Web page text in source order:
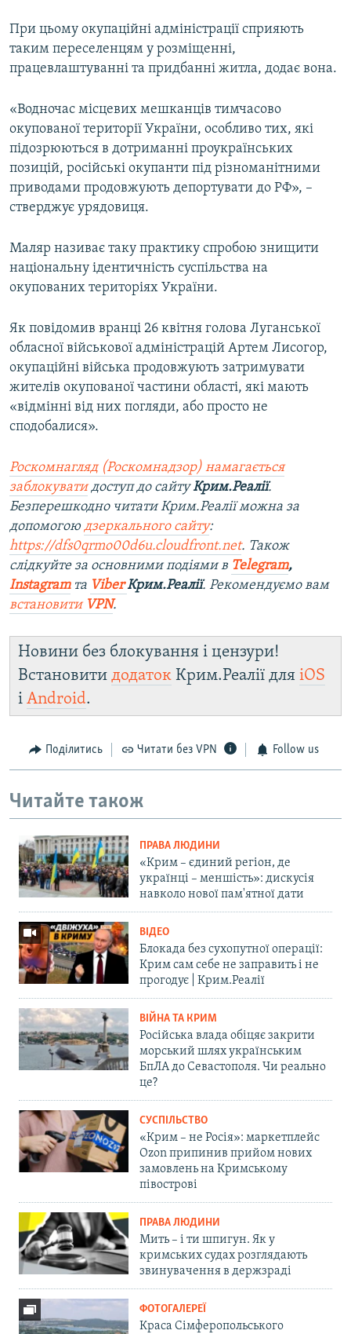
При цьому окупаційні адміністрації сприяють
таким переселенцям у розміщенні,
працевлаштуванні та придбанні житла, додає вона.
«Водночас місцевих мешканців тимчасово
окупованої території України, особливо тих, які
підозрюються в дотриманні проукраїнських
позицій, російські окупанти під різноманітними
приводами продовжують депортувати до РФ», –
стверджує урядовиця.
Маляр називає таку практику спробою знищити
національну ідентичність суспільства на
окупованих територіях України.
Як повідомив вранці 26 квітня голова Луганської
обласної військової адміністрацій Артем Лисогор,
окупаційні війська продовжують затримувати
жителів окупованої частини області, які мають
«відмінні від них погляди, або просто не
сподобалися».
Роскомнагляд (Роскомнадзор) намагається
заблокуватидоступ до сайтуКрим.Реалії.
Безперешкодно читати Крим.Реалії можна за
допомогою дзеркального сайту:
https://dfs0qrmo00d6u.cloudfront.net. Також
слідкуйте за основними подіями в Telegram,
Instagramта ViberКрим.Реалії. Рекомендуємо вам
встановити VPN.
Новини без блокування і цензури!
Встановити додаток Крим.Реалії для iOS
і Android.
Поділитись Читати без VPN Follow us
Читайте також
ПРАВА ЛЮДИНИ
«Крим – єдиний регіон, де
українці – меншість»: дискусія
навколо нової пам'ятної дати
ВІДЕО
Блокада без сухопутної операції:
Крим сам себе не заправить і не
прогодує | Крим.Реалії
ВІЙНА ТА КРИМ
Російська влада обіцяє закрити
морський шлях українським
БпЛА до Севастополя. Чи реально
це?
СУСПІЛЬСТВО
«Крим – не Росія»: маркетплейс
Ozon припинив прийом нових
замовлень на Кримському
півострові
ПРАВА ЛЮДИНИ
Мить – і ти шпигун. Як у
кримських судах розглядають
звинувачення в держзраді
ФОТОГАЛЕРЕЇ
Краса Сімферопольського